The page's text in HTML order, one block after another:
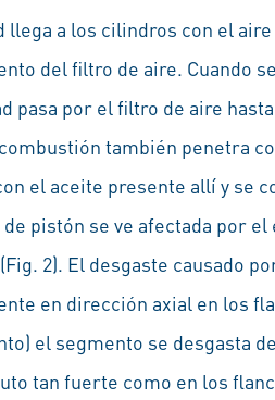
llega a los cilindros con el
del filtro de aire. Cuando
pasa por el filtro de aire
también penetra
el aceite presente allí y se
pistón se ve afectada por
2). El desgaste causado
en dirección axial en los
el segmento se desgasta
tan fuerte como en los